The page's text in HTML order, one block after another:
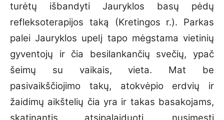
turėtų išbandyti Jauryklos basų pėdų
refleksoterapijos taką (Kretingos r.). Parkas
palei Jauryklos upelį tapo mėgstama vietinių
gyventojų ir čia besilankančių svečių, ypač
šeimų su vaikais, vieta. Mat be
pasivaikščiojimo takų, atokvėpio erdvių ir
žaidimų aikštelių čia yra ir takas basakojams,